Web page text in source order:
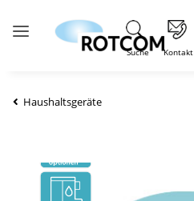
Suche Kontakt
Haushaltsgeräte